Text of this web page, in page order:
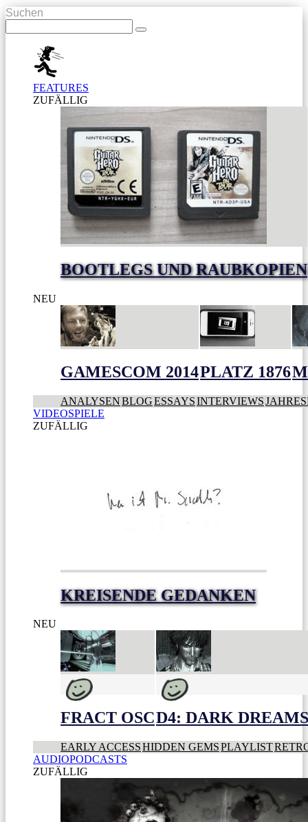
Suchen
FEATURES
ZUFÄLLIG
BOOTLEGS UND RAUBKOPIEN
NEU
GAMESCOM 2014PLATZ 1876
ANALYSENBLOGESSAYSINTERVIEWS
VIDEOSPIELE
ZUFÄLLIG
KREISENDE GEDANKEN
NEU
FRACT OSCD4: DARK
EARLY ACCESSHIDDEN GEMSPLAYLIST
AUDIOPODCASTS
ZUFÄLLIG